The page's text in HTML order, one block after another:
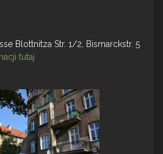
Blottnitza Str. 1/2, Bismarckstr. 5
tutaj